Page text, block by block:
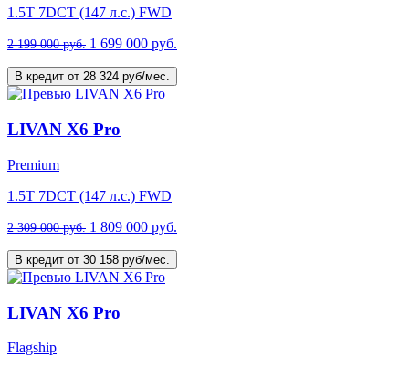
1.5T 7DCT (147 л.с.) FWD
2 199 000 руб. 1 699 000 руб.
В кредит от 28 324 руб/мес.
LIVAN X6 Pro
Premium
1.5T 7DCT (147 л.с.) FWD
2 309 000 руб. 1 809 000 руб.
В кредит от 30 158 руб/мес.
LIVAN X6 Pro
Flagship